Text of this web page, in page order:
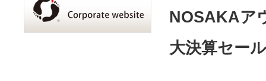
NOSAKAア
大決算セー